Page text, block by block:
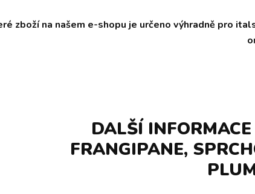
zboží na našem e-shopu je určeno výhradně pro
DALŠÍ
FRANGIPANE,